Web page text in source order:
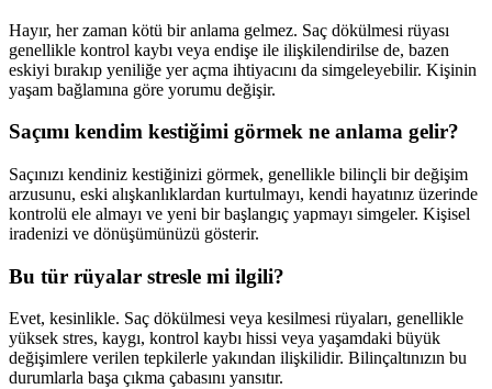
Hayır, her zaman kötü bir anlama gelmez. Saç dökülmesi rüyası
genellikle kontrol kaybı veya endişe ile ilişkilendirilse de, bazen
eskiyi bırakıp yeniliğe yer açma ihtiyacını da simgeleyebilir. Kişinin
yaşam bağlamına göre yorumu değişir.
Saçımı kendim kestiğimi görmek ne anlama gelir?
Saçınızı kendiniz kestiğinizi görmek, genellikle bilinçli bir değişim
arzusunu, eski alışkanlıklardan kurtulmayı, kendi hayatınız üzerinde
kontrolü ele almayı ve yeni bir başlangıç yapmayı simgeler. Kişisel
iradenizi ve dönüşümünüzü gösterir.
Bu tür rüyalar stresle mi ilgili?
Evet, kesinlikle. Saç dökülmesi veya kesilmesi rüyaları, genellikle
yüksek stres, kaygı, kontrol kaybı hissi veya yaşamdaki büyük
değişimlere verilen tepkilerle yakından ilişkilidir. Bilinçaltınızın bu
durumlarla başa çıkma çabasını yansıtır.